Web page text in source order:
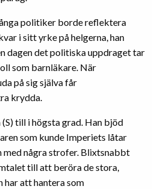
politiker borde reflektera
i sitt yrke på helgerna, han
dagen det politiska uppdraget tar
som barnläkare. När
på sig själva får
krydda.
till i högsta grad. Han bjöd
som kunde Imperiets låtar
med några strofer. Blixtsnabbt
till att beröra de stora,
har att hantera som